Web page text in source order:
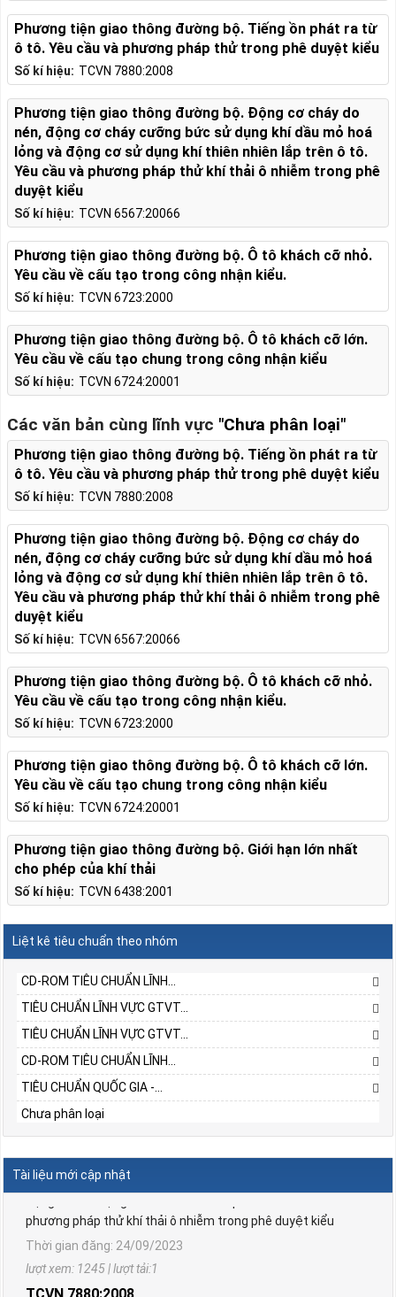
Số kí hiệu: TCVN 7880:2008
Phương tiện giao thông đường bộ. Tiếng ồn phát ra từ
ô tô. Yêu cầu và phương pháp thử trong phê duyệt kiểu
Số kí hiệu: TCVN 6567:20066
Phương tiện giao thông đường bộ. Động cơ cháy do
nén, động cơ cháy cưỡng bức sử dụng khí dầu mỏ hoá
lỏng và động cơ sử dụng khí thiên nhiên lắp trên ô tô.
Yêu cầu và phương pháp thử khí thải ô nhiễm trong phê
duyệt kiểu
Số kí hiệu: TCVN 6723:2000
Phương tiện giao thông đường bộ. Ô tô khách cỡ nhỏ.
Yêu cầu về cấu tạo trong công nhận kiểu.
Số kí hiệu: TCVN 6724:20001
Phương tiện giao thông đường bộ. Ô tô khách cỡ lớn.
Yêu cầu về cấu tạo chung trong công nhận kiểu
Các văn bản cùng lĩnh vực "Chưa phân loại"
Số kí hiệu: TCVN 7880:2008
Phương tiện giao thông đường bộ. Tiếng ồn phát ra từ
ô tô. Yêu cầu và phương pháp thử trong phê duyệt kiểu
Số kí hiệu: TCVN 6567:20066
Phương tiện giao thông đường bộ. Động cơ cháy do
nén, động cơ cháy cưỡng bức sử dụng khí dầu mỏ hoá
lỏng và động cơ sử dụng khí thiên nhiên lắp trên ô tô.
Yêu cầu và phương pháp thử khí thải ô nhiễm trong phê
duyệt kiểu
Số kí hiệu: TCVN 6723:2000
Phương tiện giao thông đường bộ. Ô tô khách cỡ nhỏ.
Yêu cầu về cấu tạo trong công nhận kiểu.
Số kí hiệu: TCVN 6724:20001
Phương tiện giao thông đường bộ. Ô tô khách cỡ lớn.
Yêu cầu về cấu tạo chung trong công nhận kiểu
Số kí hiệu: TCVN 6438:2001
Phương tiện giao thông đường bộ. Giới hạn lớn nhất
cho phép của khí thải
Liệt kê tiêu chuẩn theo nhóm
CD-ROM TIÊU CHUẨN LĨNH...
TIÊU CHUẨN LĨNH VỰC GTVT...
TIÊU CHUẨN LĨNH VỰC GTVT...
CD-ROM TIÊU CHUẨN LĨNH...
TIÊU CHUẨN QUỐC GIA -...
Chưa phân loại
Tài liệu mới cập nhật
TCVN 6567:2006
động cơ sử dụng khí thiên nhiên lắp trên ô tô. Yêu cầu và
Thời gian đăng: 24/09/2023
lượt xem: 1245 | lượt tải:1
TCVN 7880:2008
Phương tiện giao thông đường bộ. Tiếng ồn phát ra từ ô tô.